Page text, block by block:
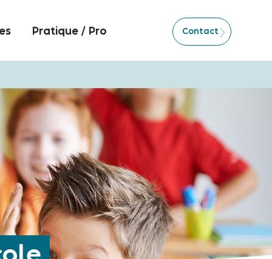
Pratique / Pro Contact